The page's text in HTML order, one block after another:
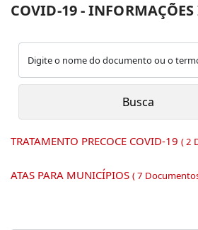
COVID-19 -
TRATAMENTO PRECOCE COVID-19 ( 2
ATAS PARA MUNICÍPIOS ( 7